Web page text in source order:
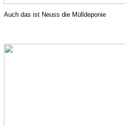
Auch das ist Neuss die Mülldeponie